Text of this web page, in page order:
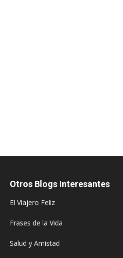
Otros Blogs Interesantes
El Viajero Feliz
Frases de la Vida
Salud y Amistad